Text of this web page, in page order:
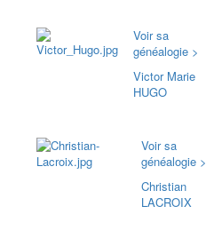
Voir sa
généalogie >
Victor Marie
HUGO
Voir sa
généalogie >
Christian
LACROIX